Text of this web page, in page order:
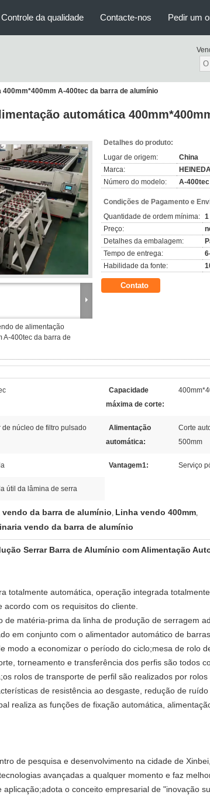
Controle da qualidade Contacte-nos Pedir um
A-400tec da barra de alumínio
automática
de alimentação
A-400tec da barra de
Detalhes do produto:
Lugar de origem:
China
Marca:
Número do modelo:
A-400tec
Condições de Pagamento e
Quantidade de ordem mínima: 1
Preço:
Detalhes da embalagem:
Tempo de entrega:
Habilidade da fonte:
Contato
Capacidade
máxima de corte:
de núcleo de filtro pulsado
Alimentação
automática:
Corte
500mm
Vantagem1: Serviço
útil da lâmina de serra
vendo da barra de alumínio, Linha vendo 400mm,
vendo da barra de alumínio
Serrar Barra de Alumínio com Alimentação
totalmente automática, operação integrada
acordo com os requisitos do cliente.
de matéria-prima da linha de produção de serragem
em conjunto com o alimentador automático de
modo a economizar o período do ciclo;mesa de rolo
torneamento e transferência dos perfis são todos
rolos de transporte de perfil são realizados por
de resistência ao desgaste, redução de
realiza as funções de fixação automática,
de pesquisa e desenvolvimento na cidade de
avançadas a qualquer momento e faz
aplicação;adota o conceito empresarial de "inovação